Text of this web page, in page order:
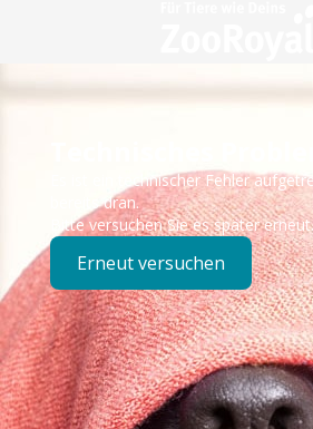
Technisches
Es ist ein technischer Fehler
bereits dran.
Bitte versuchen Sie es später erneut.
Erneut versuchen